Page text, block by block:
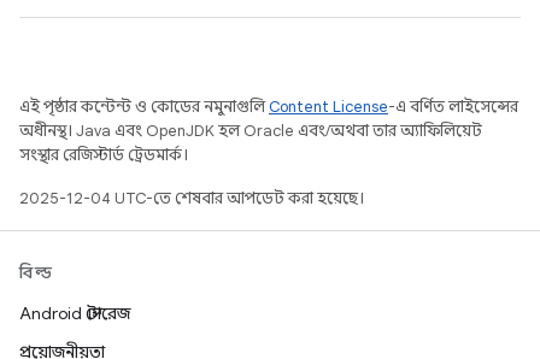
এই পৃষ্ঠার কন্টেন্ট ও কোডের নমুনাগুলিContent License-এ বর্ণিত লাইসেন্সের
অধীনস্থ। Java এবং OpenJDK হল Oracle এবং/অথবা তার অ্যাফিলিয়েট
সংস্থার রেজিস্টার্ড ট্রেডমার্ক।
2025-12-04 UTC-তে শেষবার আপডেট করা হয়েছে।
বিল্ড
Android স্টোরেজ
প্রয়োজনীয়তা